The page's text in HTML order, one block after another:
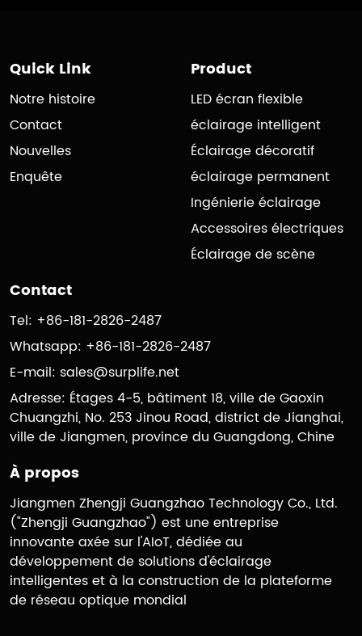
Quick Link
Notre histoire
Contact
Nouvelles
Enquête
Product
LED écran flexible
éclairage intelligent
Éclairage décoratif
éclairage permanent
Ingénierie éclairage
Accessoires électriques
Éclairage de scène
Contact
Tel: +86-181-2826-2487
Whatsapp: +86-181-2826-2487
E-mail: sales@surplife.net
Adresse: Étages 4-5, bâtiment 18, ville de Gaoxin
Chuangzhi, No. 253 Jinou Road, district de Jianghai,
ville de Jiangmen, province du Guangdong, Chine
À propos
Jiangmen Zhengji Guangzhao Technology Co., Ltd.
("Zhengji Guangzhao") est une entreprise
innovante axée sur l'AIoT, dédiée au
développement de solutions d'éclairage
intelligentes et à la construction de la plateforme
de réseau optique mondial